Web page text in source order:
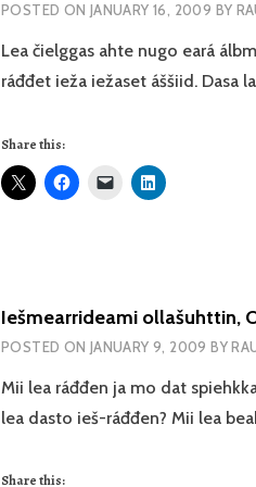
POSTED ON JANUARY 16, 2009 BY
Lea čielggas ahte nugo eará
ráđđet ieža iežaset áššiid. Dasa
Share this:
Iešmearrideami ollašuhttin,
POSTED ON JANUARY 9, 2009 BY
Mii lea ráđđen ja mo dat
lea dasto ieš-ráđđen? Mii lea
Share this: